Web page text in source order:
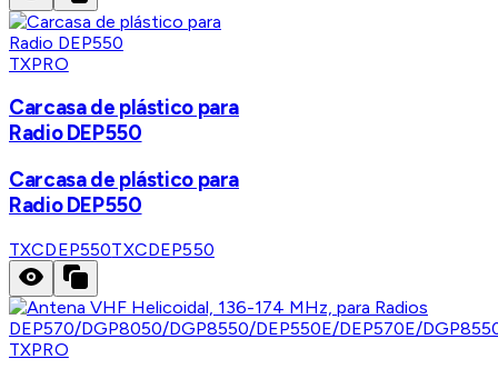
TXPRO
Carcasa de plástico para
Radio DEP550
Carcasa de plástico para
Radio DEP550
TXCDEP550TXCDEP550
TXPRO